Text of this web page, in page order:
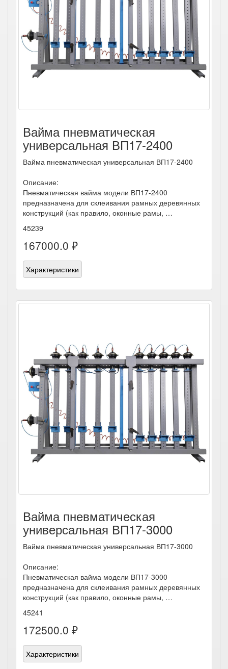
Вайма пневматическая
универсальная ВП17-2400
Вайма пневматическая универсальная ВП17-2400
Описание:
Пневматическая вайма модели ВП17-2400
предназначена для склеивания рамных деревянных
конструкций (как правило, оконные рамы, …
45239
167000.0 ₽
Характеристики
Вайма пневматическая
универсальная ВП17-3000
Вайма пневматическая универсальная ВП17-3000
Описание:
Пневматическая вайма модели ВП17-3000
предназначена для склеивания рамных деревянных
конструкций (как правило, оконные рамы, …
45241
172500.0 ₽
Характеристики